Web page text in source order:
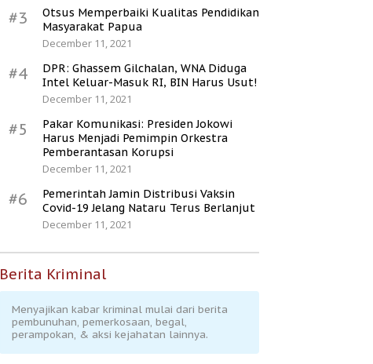
#3
Otsus Memperbaiki Kualitas Pendidikan
Masyarakat Papua
December 11, 2021
#4
DPR: Ghassem Gilchalan, WNA Diduga
Intel Keluar-Masuk RI, BIN Harus Usut!
December 11, 2021
#5
Pakar Komunikasi: Presiden Jokowi
Harus Menjadi Pemimpin Orkestra
Pemberantasan Korupsi
December 11, 2021
#6
Pemerintah Jamin Distribusi Vaksin
Covid-19 Jelang Nataru Terus Berlanjut
December 11, 2021
Berita Kriminal
Menyajikan kabar kriminal mulai dari berita
pembunuhan, pemerkosaan, begal,
perampokan, & aksi kejahatan lainnya.